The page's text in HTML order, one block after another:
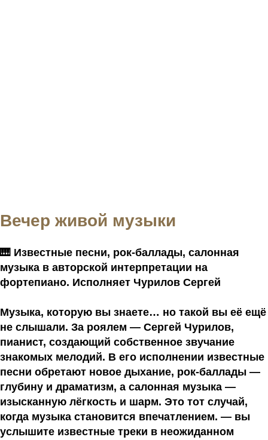
Вечер живой музыки
🎹 Известные песни, рок-баллады, салонная
музыка в авторской интерпретации на
фортепиано. Исполняет Чурилов Сергей
Музыка, которую вы знаете… но такой вы её ещё
не слышали. За роялем — Сергей Чурилов,
пианист, создающий собственное звучание
знакомых мелодий. В его исполнении известные
песни обретают новое дыхание, рок-баллады —
глубину и драматизм, а салонная музыка —
изысканную лёгкость и шарм. Это тот случай,
когда музыка становится впечатлением. — вы
услышите известные треки в неожиданном